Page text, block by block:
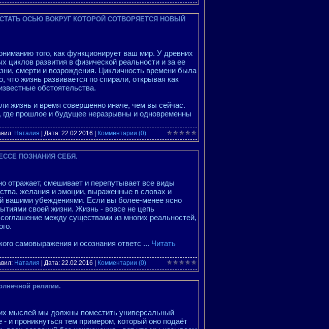
ОСЬЮ ВОКРУГ КОТОРОЙ СОТВОРЯЕТСЯ НОВЫЙ
того, как функционирует ваш мир. У древних
циклов развития в физической реальности и за ее
смерти и возрождения. Цикличность времени была
что жизнь развивается по спирали, открывая как
обстоятельства.
жизнь и время совершенно иначе, чем вы сейчас.
где прошлое и будущее неразрывны и одновременны
Наталия | Дата: 22.02.2016 Комментарии (0)
ПОЗНАНИЯ СЕБЯ.
отражает, смешивает и перепутывает все виды
желания и эмоции, выраженные в словах и
вашими убеждениями. Если вы более-менее ясно
своей жизни. Жизнь - вовсе не цепь
между существами из многих реальностей,
самовыражения и осознания ответс ... Читать
Наталия | Дата: 22.02.2016 Комментарии (0)
религии.
мыслей мы должны поместить универсальный
и проникнуться тем примером, который оно подаёт